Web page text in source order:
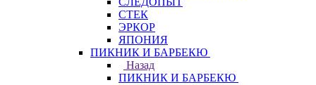
СТЕК
ЭРКОР
ЯПОНИЯ
ПИКНИК И БАРБЕКЮ
Назад
ПИКНИК И БАРБЕКЮ